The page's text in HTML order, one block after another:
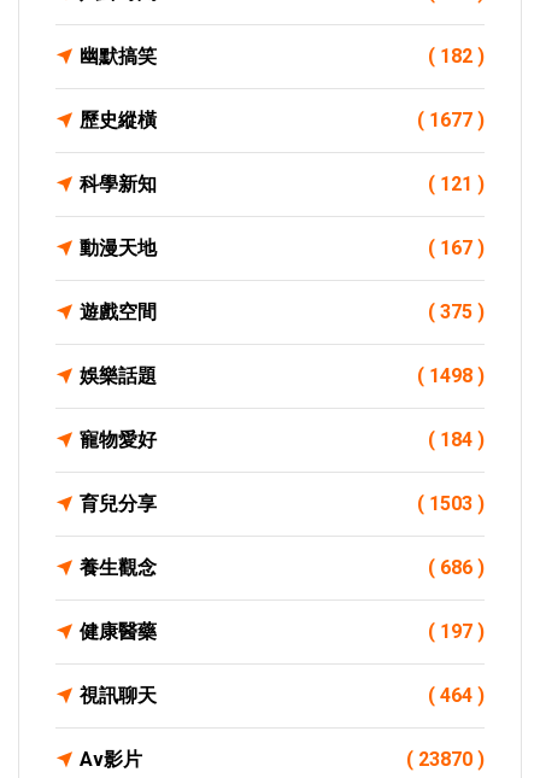
幽默搞笑 ( 182 )
歷史縱橫 ( 1677 )
科學新知 ( 121 )
動漫天地 ( 167 )
遊戲空間 ( 375 )
娛樂話題 ( 1498 )
寵物愛好 ( 184 )
育兒分享 ( 1503 )
養生觀念 ( 686 )
健康醫藥 ( 197 )
視訊聊天 ( 464 )
Av影片 ( 23870 )